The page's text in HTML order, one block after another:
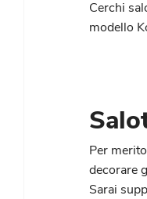
Cerchi
modello
Per
decorare
Sarai